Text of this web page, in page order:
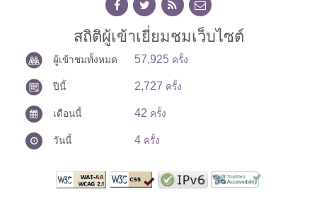
สถิติผู้เข้าเยี่ยมชมเว็บไซต์
ผู้เข้าชมทั้งหมด 57,925 ครั้ง
ปีนี้ 2,727 ครั้ง
เดือนนี้ 42 ครั้ง
วันนี้ 4 ครั้ง